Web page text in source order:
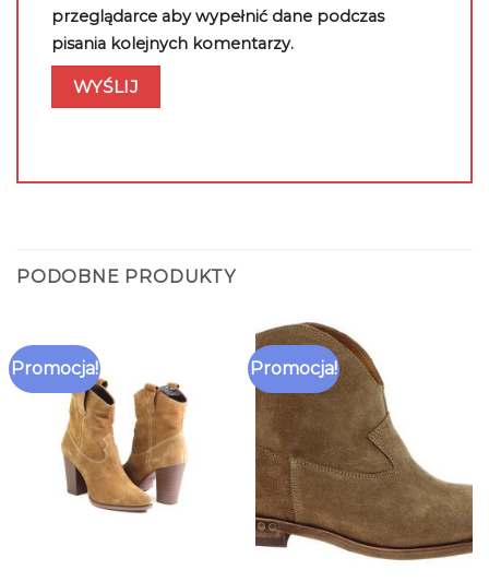
przeglądarce aby wypełnić dane podczas
pisania kolejnych komentarzy.
PODOBNE PRODUKTY
Promocja! Promocja!